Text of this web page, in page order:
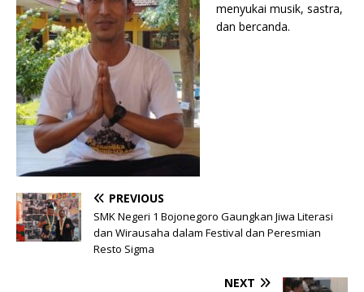
menyukai musik, sastra,
dan bercanda.
PREVIOUS
SMK Negeri 1 Bojonegoro Gaungkan Jiwa Literasi
dan Wirausaha dalam Festival dan Peresmian
Resto Sigma
NEXT